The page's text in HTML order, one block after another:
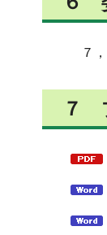
７，７
７